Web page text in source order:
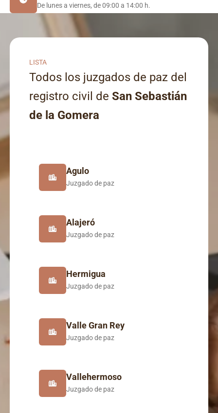
De lunes a viernes, de 09:00 a 14:00 h.
LISTA
Todos los juzgados de paz del
registro civil de San Sebastián
de la Gomera
Agulo
Juzgado de paz
Alajeró
Juzgado de paz
Hermigua
Juzgado de paz
Valle Gran Rey
Juzgado de paz
Vallehermoso
Juzgado de paz